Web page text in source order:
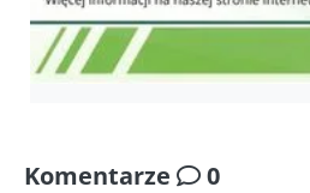
Komentarze 0